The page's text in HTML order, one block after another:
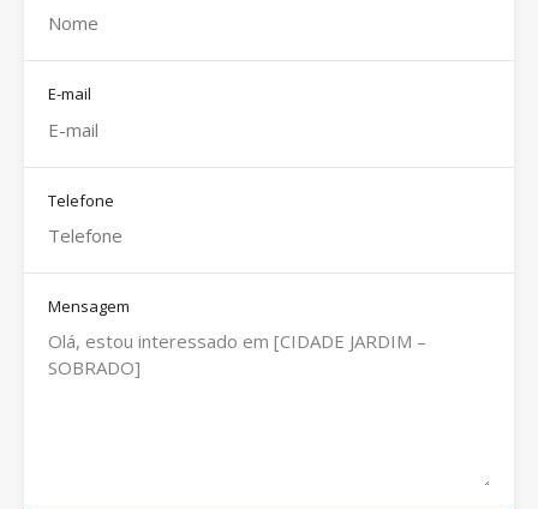
E-mail
Telefone
Mensagem